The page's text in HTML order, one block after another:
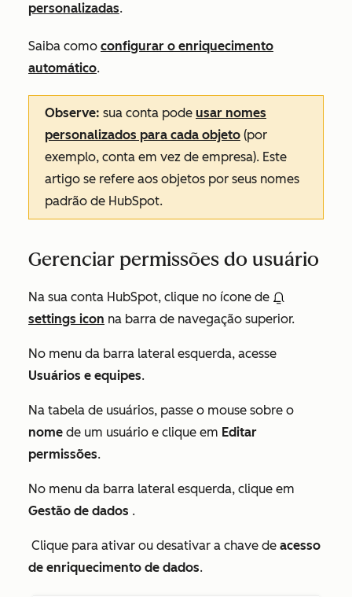
personalizadas.
Saiba como configurar o enriquecimento
automático.
Observe: sua conta pode usar nomes
personalizados para cada objeto (por
exemplo, conta em vez de empresa). Este
artigo se refere aos objetos por seus nomes
padrão de HubSpot.
Gerenciar permissões do usuário
Na sua conta HubSpot, clique no ícone de
settings icon na barra de navegação superior.
No menu da barra lateral esquerda, acesse
Usuários e equipes.
Na tabela de usuários, passe o mouse sobre o
nome de um usuário e clique em Editar
permissões.
No menu da barra lateral esquerda, clique em
Gestão de dados .
Clique para ativar ou desativar a chave de acesso
de enriquecimento de dados.